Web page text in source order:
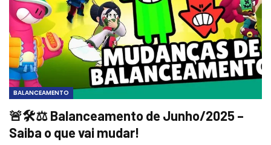
BALANCEAMENTO
🚨🛠️⚖️ Balanceamento de Junho/2025 –
Saiba o que vai mudar!